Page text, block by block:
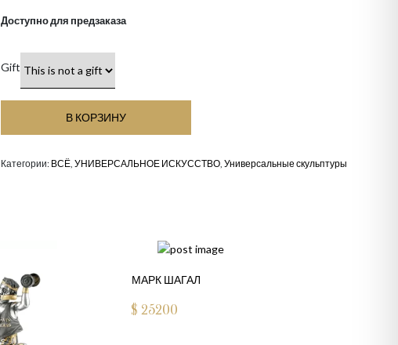
Доступно для предзаказа
Gift
В КОРЗИНУ
Категории: ВСЁ,УНИВЕРСАЛЬНОЕ ИСКУССТВО,Универсальные скульптуры
МАРК ШАГАЛ
$ 25200